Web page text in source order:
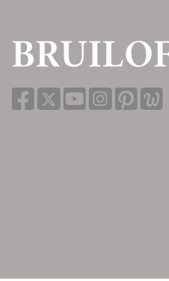
0 beoordeling